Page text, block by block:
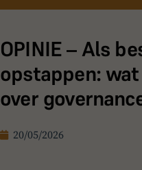
OPINIE – Als
opstappen: wat
over
20/05/2026